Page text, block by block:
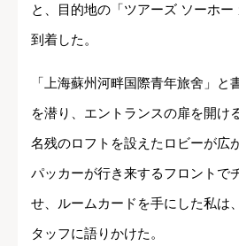
と、目的地の「ツアーズ ソーホ
到着した。
「上海蘇州河畔国際青年旅舍」と
を潜り、エントランスの扉を開け
名残のロフトを設えたロビーが広
パッカーが行き来するフロントで
せ、ルームカードを手にした私は
タッフに語りかけた。